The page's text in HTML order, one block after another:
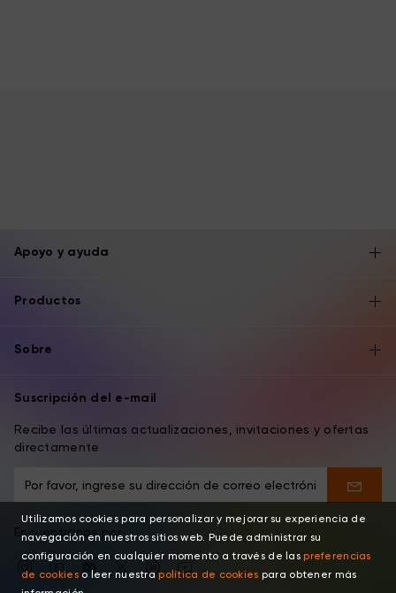
Apoyo y ayuda
Productos
Sobre
Suscripción del e-mail
Recibe las últimas actualizaciones, invitaciones y ofertas
directamente
Encuentranos por
Utilizamos cookies para personalizar y mejorar su experiencia de
navegación en nuestros sitios web. Puede administrar su
configuración en cualquier momento a través de laspreferencias
de cookieso leer nuestrapolítica de cookies para obtener más